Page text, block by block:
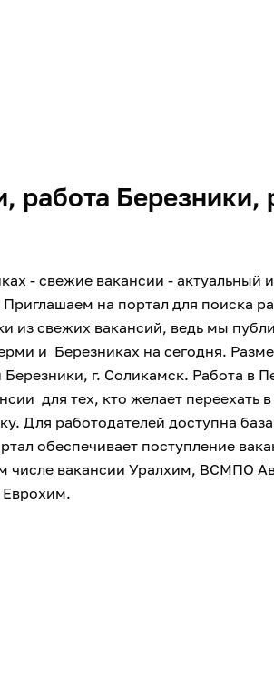
работа Березники,
- свежие вакансии - актуальный
на портал для поиска
из свежих вакансий, ведь мы
и Березниках на сегодня.
г. Соликамск. Работа в
для тех, кто желает переехать
Для работодателей доступна
обеспечивает поступление
числе вакансии Уралхим, ВСМПО